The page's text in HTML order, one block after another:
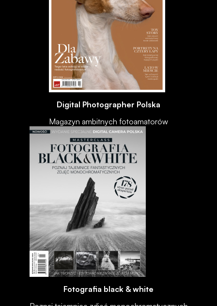
Digital Photographer Polska
Magazyn ambitnych fotoamatorów
Fotografia black & white